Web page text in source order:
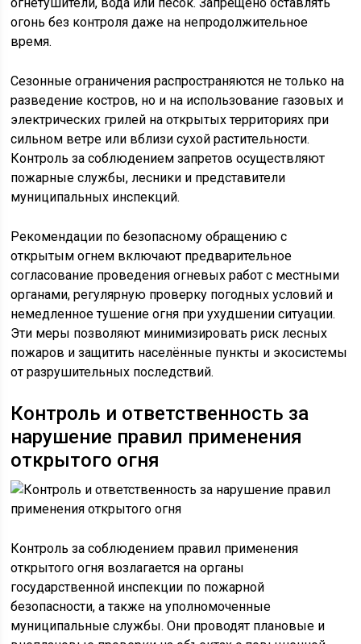
огонь без контроля даже на непродолжительное
время.
Сезонные ограничения распространяются не только на
разведение костров, но и на использование газовых и
электрических грилей на открытых территориях при
сильном ветре или вблизи сухой растительности.
Контроль за соблюдением запретов осуществляют
пожарные службы, лесники и представители
муниципальных инспекций.
Рекомендации по безопасному обращению с
открытым огнем включают предварительное
согласование проведения огневых работ с местными
органами, регулярную проверку погодных условий и
немедленное тушение огня при ухудшении ситуации.
Эти меры позволяют минимизировать риск лесных
пожаров и защитить населённые пункты и экосистемы
от разрушительных последствий.
Контроль и ответственность за
нарушение правил применения
открытого огня
Контроль за соблюдением правил применения
открытого огня возлагается на органы
государственной инспекции по пожарной
безопасности, а также на уполномоченные
муниципальные службы. Они проводят плановые и